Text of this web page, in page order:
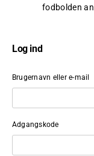
fodbolden
Log ind
Brugernavn eller e-mail
Adgangskode